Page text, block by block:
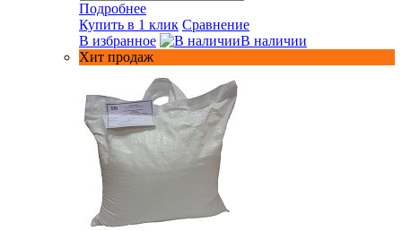
Подробнее
Купить в 1 клик Сравнение
В избранное
В наличии
Хит продаж